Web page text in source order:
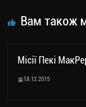
Вам також
Місії Пекі
18.12.2015